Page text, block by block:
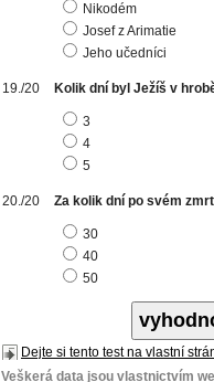
Nikodém
Josef z Arimatie
Jeho učedníci
Kolik dní byl Ježíš v
3
4
5
Za kolik dní po svém
30
40
50
Dejte si tento test na vlastní
Veškerá data jsou vlastnictvím